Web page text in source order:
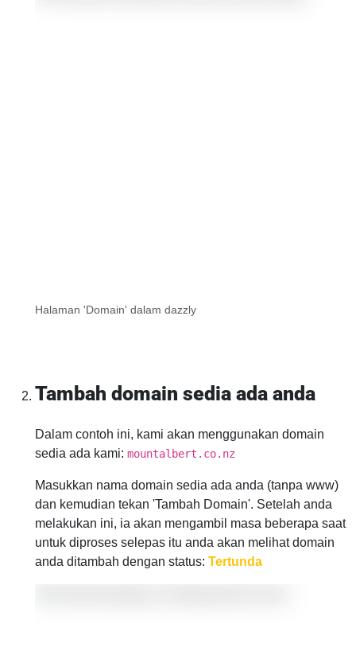
Halaman 'Domain' dalam dazzly
Tambah domain sedia ada anda
Dalam contoh ini, kami akan menggunakan domain
sedia ada kami: mountalbert.co.nz
Masukkan nama domain sedia ada anda (tanpa www)
dan kemudian tekan 'Tambah Domain'. Setelah anda
melakukan ini, ia akan mengambil masa beberapa saat
untuk diproses selepas itu anda akan melihat domain
anda ditambah dengan status: Tertunda